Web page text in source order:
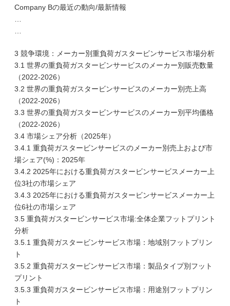
Company Bの最近の動向/最新情報
3 競争環境：メーカー別重負荷ガスタービンサービス市場分析
3.1 世界の重負荷ガスタービンサービスのメーカー別販売数量
（2022-2026）
3.2 世界の重負荷ガスタービンサービスのメーカー別売上高
（2022-2026）
3.3 世界の重負荷ガスタービンサービスのメーカー別平均価格
（2022-2026）
3.4 市場シェア分析（2025年）
3.4.1 重負荷ガスタービンサービスのメーカー別売上および市
場シェア(%)：2025年
3.4.2 2025年における重負荷ガスタービンサービスメーカー上
位3社の市場シェア
3.4.3 2025年における重負荷ガスタービンサービスメーカー上
位6社の市場シェア
3.5 重負荷ガスタービンサービス市場:全体企業フットプリント
分析
3.5.1 重負荷ガスタービンサービス市場：地域別フットプリン
ト
3.5.2 重負荷ガスタービンサービス市場：製品タイプ別フット
プリント
3.5.3 重負荷ガスタービンサービス市場：用途別フットプリン
ト